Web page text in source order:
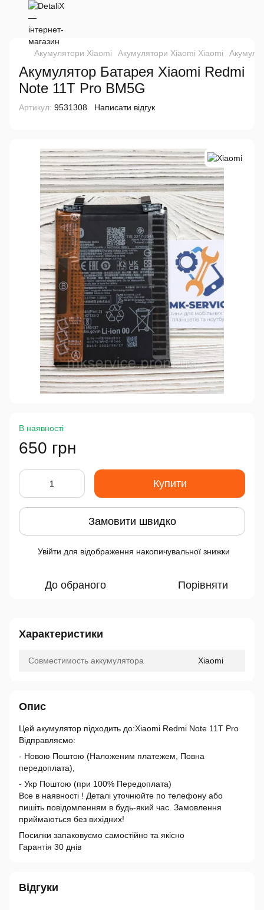
Акумулятори Xiaomi Акумулятори Xiaomi Xiaomi
Акумулятор Батарея Xiaomi Redmi
Note 11T Pro BM5G
Артикул: 9531308 Написати відгук
В наявності
650 грн
Купити
Замовити швидко
Увійти для відображення накопичувальної знижки
До обраного Порівняти
Характеристики
Совместимость аккумулятора Xiaomi
Опис
Цей акумулятор підходить до:Xiaomi Redmi Note 11T Pro
Відправляємо:
- Новою Поштою (Наложеним платежем, Повна
передоплата),
- Укр Поштою (при 100% Передоплата)
Все в наявності ! Деталі уточнюйте по телефону або
пишіть повідомленням в будь-який час. Замовлення
приймаються без вихідних!
Посилки запаковуємо самостійно та якісно
Гарантія 30 днів
Відгуки